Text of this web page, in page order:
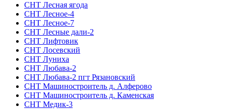
СНТ Лесная ягода
СНТ Лесное-4
СНТ Лесное-7
СНТ Лесные дали-2
СНТ Лифтовик
СНТ Лосевский
СНТ Луниха
СНТ Любава-2
СНТ Любава-2 пгт Рязановский
СНТ Машиностроитель д. Алферово
СНТ Машиностроитель д. Каменская
СНТ Медик-3